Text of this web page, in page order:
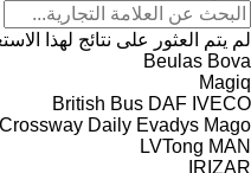
لم يتم العثور على نتائج لهذا
Beulas Bova
Magiq
British Bus DAF IVECO
Crossway Daily Evadys Mago
LVTong MAN
IRIZAR